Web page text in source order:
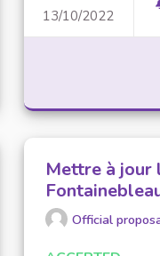
L'EXCLUSION
LA LUTTE
13/10/2022
Mettre à jour
Official